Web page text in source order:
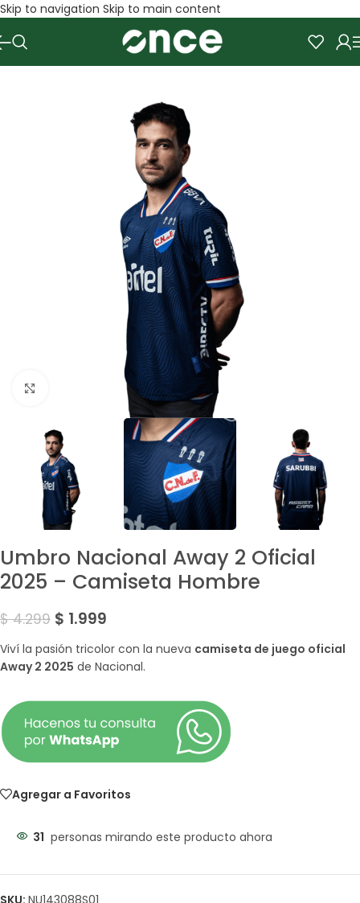
Skip to navigation Skip to main content
Amplía la Imagen
Umbro Nacional Away 2 Oficial
2025 – Camiseta Hombre
$4.299 $ 1.999
Viví la pasión tricolor con la nueva camiseta de juego oficial
Away 2 2025 de Nacional.
Agregar a Favoritos
31 personas mirando este producto ahora